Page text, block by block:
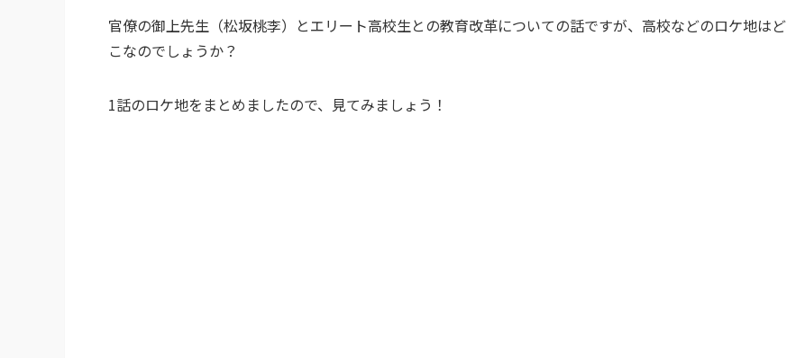
官僚の御上先生（松坂桃李）とエリート高校生との教育改革についての話ですが、高校などのロケ地はど
こなのでしょうか？
1話のロケ地をまとめましたので、見てみましょう！